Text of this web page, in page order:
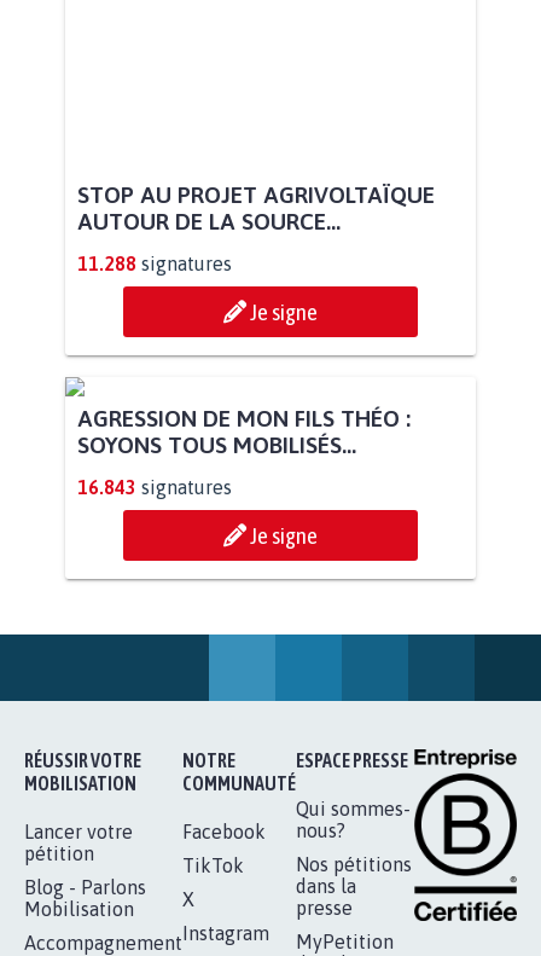
STOP AU PROJET AGRIVOLTAÏQUE
AUTOUR DE LA SOURCE...
11.288 signatures
Je signe
AGRESSION DE MON FILS THÉO :
Je signe